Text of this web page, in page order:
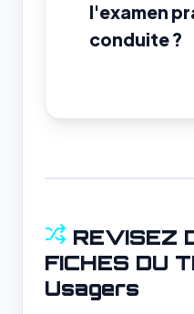
l'examen
conduite ?
REVISEZ
FICHES DU
Usagers